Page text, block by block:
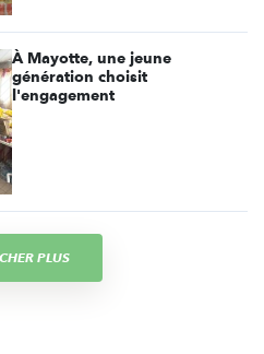
À Mayotte, une jeune
génération choisit
l'engagement
PLUS